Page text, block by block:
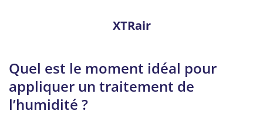
XTRair
Quel est le moment idéal pour
appliquer un traitement de
l’humidité ?